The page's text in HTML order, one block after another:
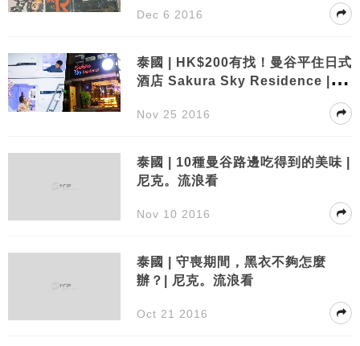
Dec 6 2016
泰國 | HK$200有找！曼谷平住日式
酒店 Sakura Sky Residence | 尼
Nov 25 2016
泰國 | 10種曼谷路邊吃得到的美味 |
尼克。流浪看
Nov 10 2016
泰國 | 守喪期間，黑衣不夠怎麼
辦？| 尼克。流浪看
Oct 21 2016